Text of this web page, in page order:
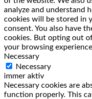
analyze and understand
cookies will be stored in
consent. You also have
cookies. But opting out
your browsing
Necessary
Necessary
immer aktiv
Necessary cookies are
function properly. This